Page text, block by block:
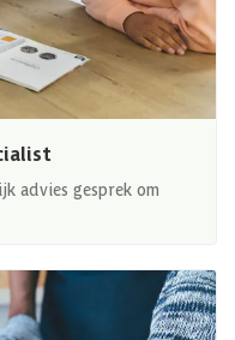
advies gesprek om